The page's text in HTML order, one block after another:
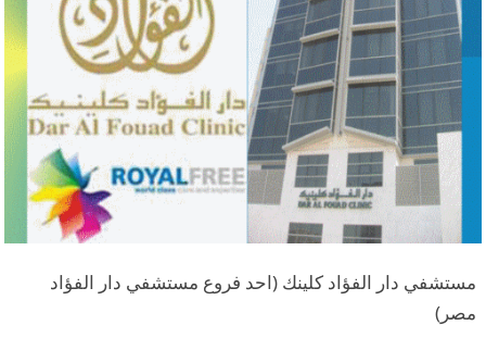
مستشفي دار الفؤاد كلينك (احد فروع مستشفي دار الفؤاد
مصر)